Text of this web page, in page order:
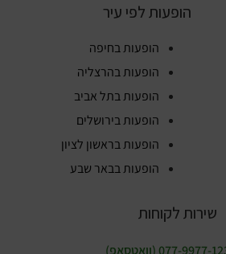
הופעות לפי עיר
הופעות בחיפה
הופעות בהרצליה
הופעות בתל אביב
הופעות בירושלים
הופעות בראשון לציון
הופעות בבאר שבע
שירות לקוחות
9977-123 (וואטסאפ)